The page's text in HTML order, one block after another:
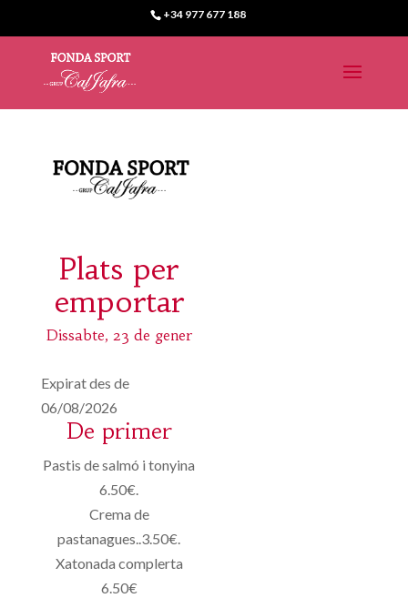
+34 977 677 188
Plats per
emportar
Dissabte, 23 de gener
Expirat des de
06/08/2026
De primer
Pastis de salmó i tonyina
6.50€.
Crema de
pastanagues..3.50€.
Xatonada complerta
6.50€